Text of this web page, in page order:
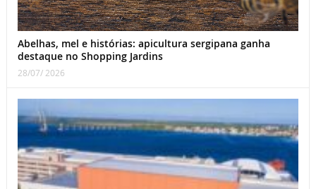
Abelhas, mel e histórias: apicultura sergipana ganha
destaque no Shopping Jardins
28/07/ 2026